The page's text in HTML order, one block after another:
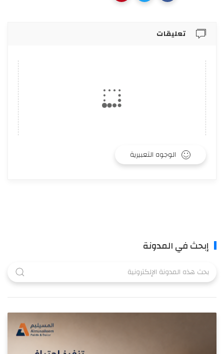
تعليقات
الوجوه التعبيرية
إبحث في المدونة